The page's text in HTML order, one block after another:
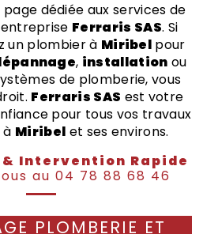
Ferraris SAS. Si
un plombier à Miribel pour
, installation ou
de plomberie, vous
Ferraris SAS est votre
pour tous vos travaux
Miribel et ses environs.
Intervention Rapide
au 04 78 88 68 46